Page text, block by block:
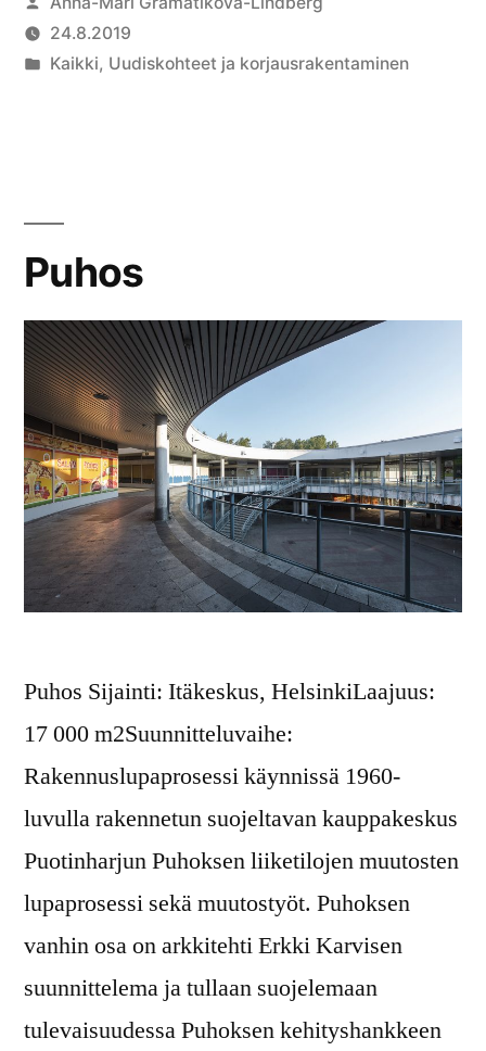
24.8.2019
Kaikki, Uudiskohteet ja korjausrakentaminen
Puhos
Puhos Sijainti: Itäkeskus, HelsinkiLaajuus:
17 000 m2Suunnitteluvaihe:
Rakennuslupaprosessi käynnissä 1960-
luvulla rakennetun suojeltavan kauppakeskus
Puotinharjun Puhoksen liiketilojen muutosten
lupaprosessi sekä muutostyöt. Puhoksen
vanhin osa on arkkitehti Erkki Karvisen
suunnittelema ja tullaan suojelemaan
tulevaisuudessa Puhoksen kehityshankkeen